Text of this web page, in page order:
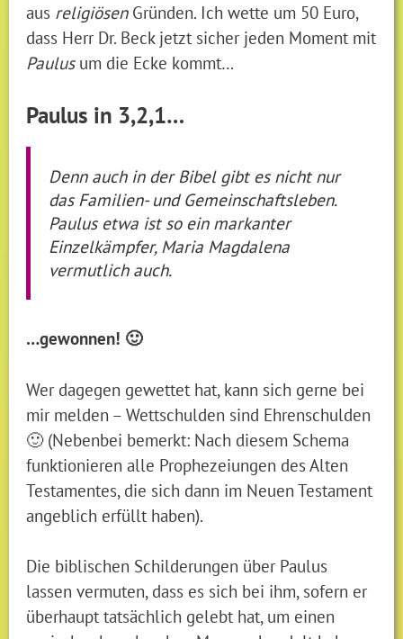
aus religiösenGründen. Ich wette um 50 Euro,
dass Herr Dr. Beck jetzt sicher jeden Moment mit
Paulusum die Ecke kommt…
Paulus in 3,2,1…
Denn auch in der Bibel gibt es nicht nur
das Familien- und Gemeinschaftsleben.
Paulus etwa ist so ein markanter
Einzelkämpfer, Maria Magdalena
vermutlich auch.
…gewonnen! 🙂
Wer dagegen gewettet hat, kann sich gerne bei
mir melden – Wettschulden sind Ehrenschulden
🙂 (Nebenbei bemerkt: Nach diesem Schema
funktionieren alle Prophezeiungen des Alten
Testamentes, die sich dann im Neuen Testament
angeblich erfüllt haben).
Die biblischen Schilderungen über Paulus
lassen vermuten, dass es sich bei ihm, sofern er
überhaupt tatsächlich gelebt hat, um einen